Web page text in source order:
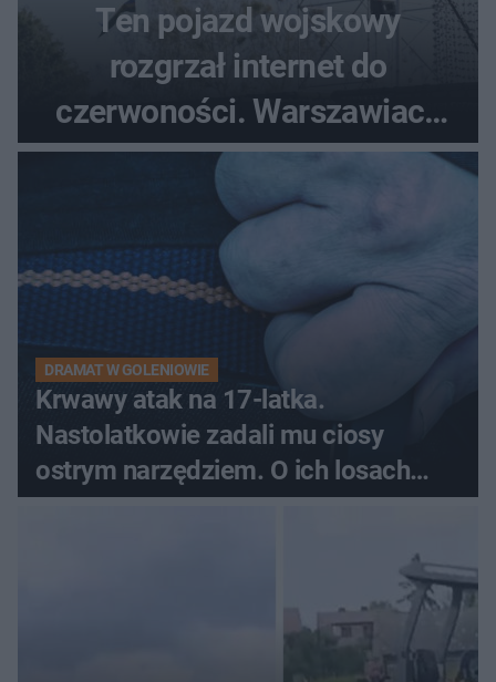
Ten pojazd wojskowy
rozgrzał internet do
czerwoności. Warszawiacy
pytali, czy to Mad Max!
DRAMAT W GOLENIOWIE
Krwawy atak na 17-latka.
Nastolatkowie zadali mu ciosy
ostrym narzędziem. O ich losach
zdecyduje sąd rodzinny